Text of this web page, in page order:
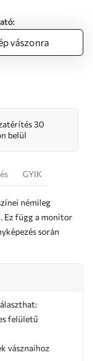
vászonra
30
belül
GYIK
némileg
Ez függ a monitor
során
felületű
vásznaihoz